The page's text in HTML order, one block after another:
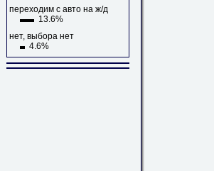
переходим с авто на ж/д
13.6%
нет, выбора нет
4.6%